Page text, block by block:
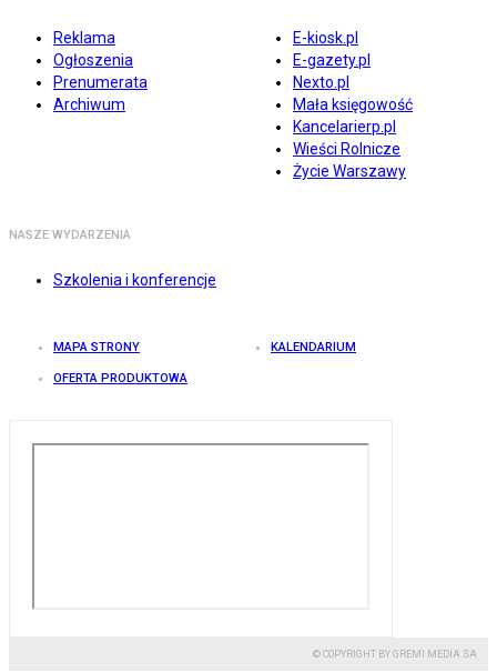
Reklama
Ogłoszenia
Prenumerata
Archiwum
E-kiosk.pl
E-gazety.pl
Nexto.pl
Mała księgowość
Kancelarierp.pl
Wieści Rolnicze
Życie Warszawy
NASZE WYDARZENIA
Szkolenia i konferencje
MAPA STRONY KALENDARIUM
OFERTA PRODUKTOWA
© COPYRIGHT BY GREMI MEDIA SA